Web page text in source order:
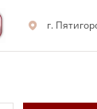
г.